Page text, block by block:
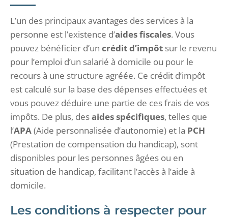
L’un des principaux avantages des services à la
personne est l’existence d’aides fiscales. Vous
pouvez bénéficier d’un crédit d’impôt sur le revenu
pour l’emploi d’un salarié à domicile ou pour le
recours à une structure agréée. Ce crédit d’impôt
est calculé sur la base des dépenses effectuées et
vous pouvez déduire une partie de ces frais de vos
impôts. De plus, desaides spécifiques, telles que
l’APA(Aide personnalisée d’autonomie) et la PCH
(Prestation de compensation du handicap), sont
disponibles pour les personnes âgées ou en
situation de handicap, facilitant l’accès à l’aide à
domicile.
Les conditions à respecter pour